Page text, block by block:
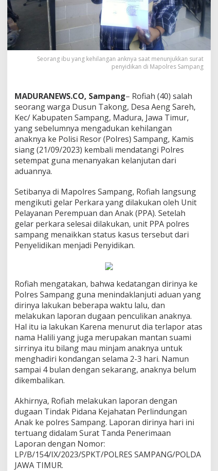
Seorang ibu yang kehilangan anknya saat menunjukkan surat
penyidikan di Mapolres Sampang
MADURANEWS.CO, Sampang– Rofiah (40) salah
seorang warga Dusun Takong, Desa Aeng Sareh,
Kec/ Kabupaten Sampang, Madura, Jawa Timur,
yang sebelumnya mengadukan kehilangan
anaknya ke Polisi Resor (Polres) Sampang, Kamis
siang (21/09/2023) kembali mendatangi Polres
setempat guna menanyakan kelanjutan dari
aduannya.
Setibanya di Mapolres Sampang, Rofiah langsung
mengikuti gelar Perkara yang dilakukan oleh Unit
Pelayanan Perempuan dan Anak (PPA). Setelah
gelar perkara selesai dilakukan, unit PPA polres
sampang menaikkan status kasus tersebut dari
Penyelidikan menjadi Penyidikan.
Rofiah mengatakan, bahwa kedatangan dirinya ke
Polres Sampang guna menindaklanjuti aduan yang
dirinya lakukan beberapa waktu lalu, dan
melakukan laporan dugaan penculikan anaknya.
Hal itu ia lakukan Karena menurut dia terlapor atas
nama Halili yang juga merupakan mantan suami
sirrinya itu bilang mau minjam anaknya untuk
menghadiri kondangan selama 2-3 hari. Namun
sampai 4 bulan dengan sekarang, anaknya belum
dikembalikan.
Akhirnya, Rofiah melakukan laporan dengan
dugaan Tindak Pidana Kejahatan Perlindungan
Anak ke polres Sampang. Laporan dirinya hari ini
tertuang didalam Surat Tanda Penerimaan
Laporan dengan Nomor:
LP/B/154/IX/2023/SPKT/POLRES SAMPANG/POLDA
JAWA TIMUR.